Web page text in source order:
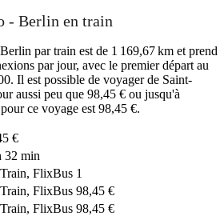
- Berlin en train
par train est de 1 169,67 km et prend
par jour, avec le premier départ au
Il est possible de voyager de Saint-
aussi peu que 98,45 € ou jusqu'à
ce voyage est 98,45 €.
€
32 min
FlixBus 1
FlixBus 98,45 €
FlixBus 98,45 €